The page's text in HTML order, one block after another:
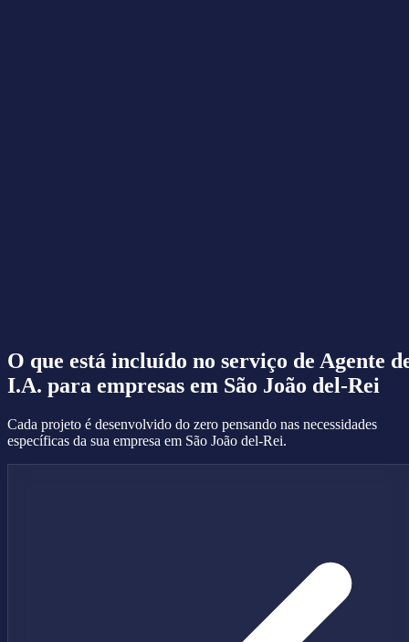
O que está incluído no serviço de Agente
I.A. para empresas em São João del-Rei
Cada projeto é desenvolvido do zero pensando nas necessidades
específicas da sua empresa em São João del-Rei.